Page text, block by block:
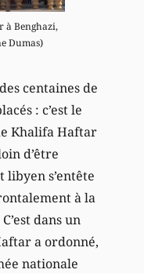
à Benghazi,
Dumas)
centaines de
: c’est le
Khalifa Haftar
d’être
libyen s’entête
à la
dans un
a ordonné,
nationale